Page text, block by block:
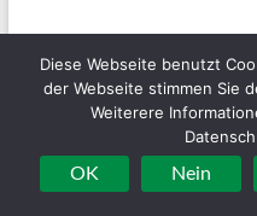
Haltern
8.
Diese Webseite benutzt
der Webseite stimmen Sie
Weiterere
OK
Nein